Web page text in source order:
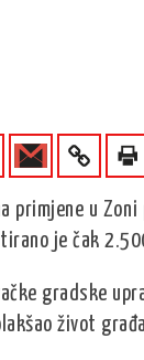
primjene u
je čak
gradske
život